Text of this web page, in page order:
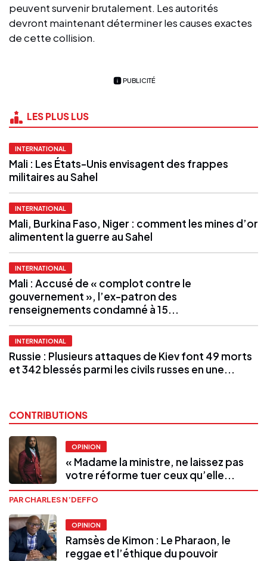
peuvent survenir brutalement. Les autorités
devront maintenant déterminer les causes exactes
de cette collision.
PUBLICITÉ
LES PLUS LUS
INTERNATIONAL
Mali : Les États-Unis envisagent des frappes
militaires au Sahel
INTERNATIONAL
Mali, Burkina Faso, Niger : comment les mines d’or
alimentent la guerre au Sahel
INTERNATIONAL
Mali : Accusé de « complot contre le
gouvernement », l’ex-patron des
renseignements condamné à 15...
INTERNATIONAL
Russie : Plusieurs attaques de Kiev font 49 morts
et 342 blessés parmi les civils russes en une...
CONTRIBUTIONS
OPINION
« Madame la ministre, ne laissez pas
votre réforme tuer ceux qu’elle...
PAR CHARLES N’DEFFO
OPINION
Ramsès de Kimon : Le Pharaon, le
reggae et l’éthique du pouvoir